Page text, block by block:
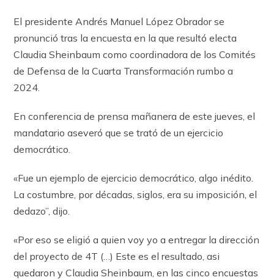
El presidente Andrés Manuel López Obrador se
pronunció tras la encuesta en la que resultó electa
Claudia Sheinbaum como coordinadora de los Comités
de Defensa de la Cuarta Transformación rumbo a
2024.
En conferencia de prensa mañanera de este jueves, el
mandatario aseveró que se trató de un ejercicio
democrático.
«Fue un ejemplo de ejercicio democrático, algo inédito.
La costumbre, por décadas, siglos, era su imposición, el
dedazo”, dijo.
«Por eso se eligió a quien voy yo a entregar la dirección
del proyecto de 4T (…) Este es el resultado, asi
quedaron y Claudia Sheinbaum, en las cinco encuestas